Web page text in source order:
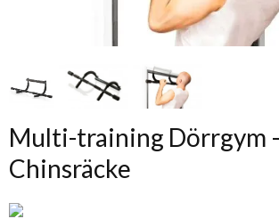
Multi-training Dörrgym
Chinsräcke